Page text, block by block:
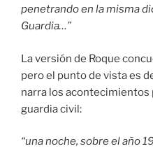
penetrando en la misma
Guardia…”
La versión de Roque
pero el punto de vista es
narra los acontecimientos
guardia civil:
“una noche, sobre el año